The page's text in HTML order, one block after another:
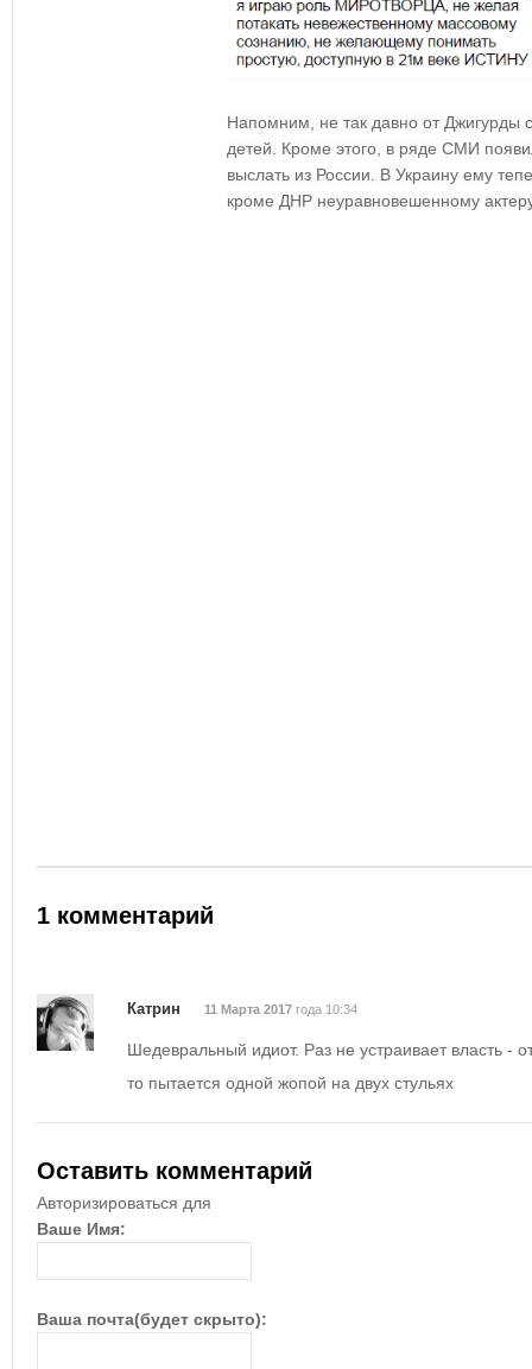
Напомним, не так давно от Джигурды
детей. Кроме этого, в ряде СМИ
выслать из России. В Украину ему
кроме ДНР неуравновешенному
1 комментарий
Катрин 11 Марта 2017 года 10:34
Шедевральный идиот. Раз не устраивает власть -
то пытается одной жопой на двух стульях
Оставить комментарий
Авторизироваться для
Ваше Имя:
Ваша почта(будет скрыто):